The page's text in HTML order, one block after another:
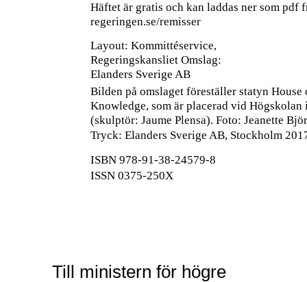
Häftet är gratis och kan laddas ner som pdf
regeringen.se/remisser
Layout: Kommittéservice,
Regeringskansliet Omslag:
Elanders Sverige AB
Bilden på omslaget föreställer statyn House
Knowledge, som är placerad vid Högskolan
(skulptör: Jaume Plensa). Foto: Jeanette
Tryck: Elanders Sverige AB, Stockholm
ISBN 978-91-38-24579-8
ISSN 0375-250X
Till ministern för högre